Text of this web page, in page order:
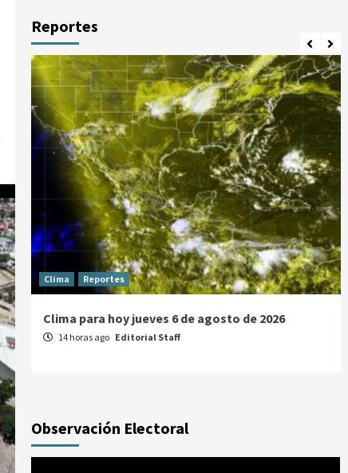
Reportes
Clima Reportes
Clima para hoy jueves 6 de agosto de 2026
14 horas ago Editorial Staff
Observación Electoral